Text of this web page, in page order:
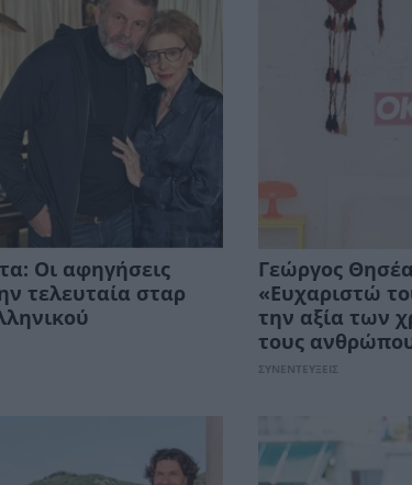
Oι αφηγήσεις
τελευταία σταρ
Γεώργος
«Ευχαριστώ
την αξία των
τους
ΣΥΝΕΝΤΕΥΞΕΙΣ